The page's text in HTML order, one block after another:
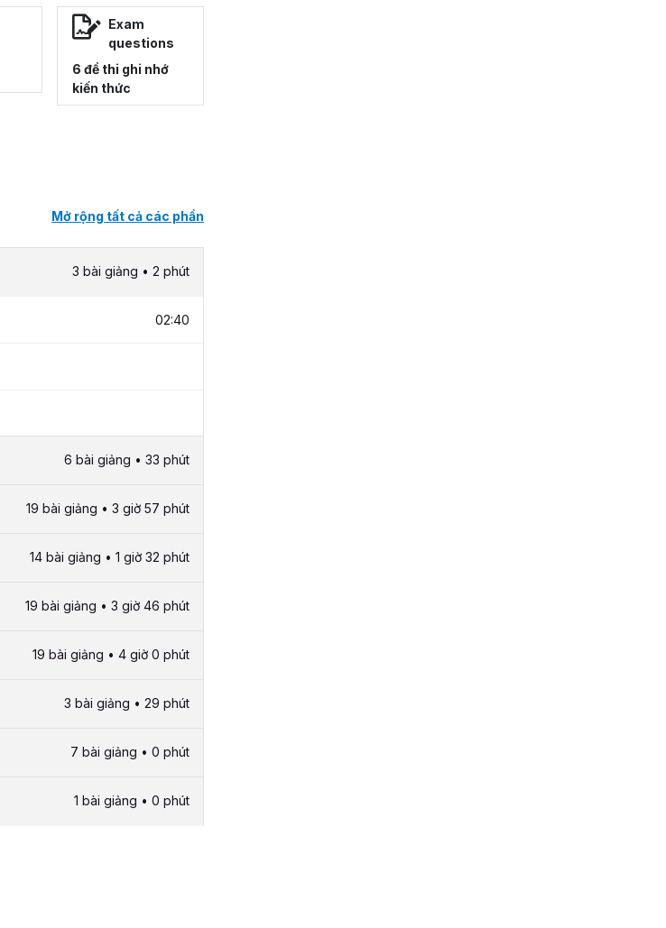
Exam
questions
6 đề thi ghi nhớ
kiến thức
Mở rộng tất cả các phần
3 bài giảng • 2 phút
02:40
6 bài giảng • 33 phút
19 bài giảng • 3 giờ 57 phút
14 bài giảng • 1 giờ 32 phút
19 bài giảng • 3 giờ 46 phút
19 bài giảng • 4 giờ 0 phút
3 bài giảng • 29 phút
7 bài giảng • 0 phút
1 bài giảng • 0 phút